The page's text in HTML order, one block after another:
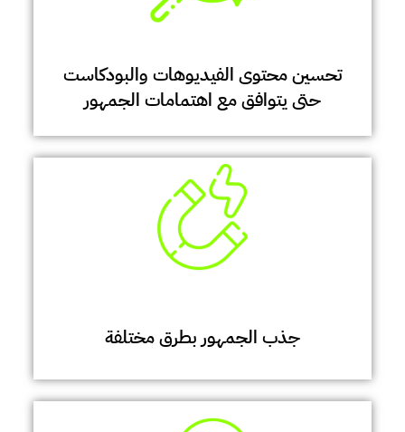
تحسين محتوى الفيديوهات والبودكاست
حتى يتوافق مع اهتمامات الجمهور
جذب الجمهور بطرق مختلفة